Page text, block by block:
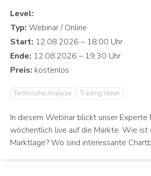
Level:
Typ:
Start:
Ende:
Preis:
Technische Analyse Trading Ideen
In diesem Webinar blickt unser Experte
wöchentlich live auf die Märkte. Wie ist
Marktlage? Wo sind interessante